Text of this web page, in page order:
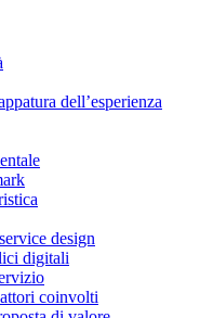
dell’esperienza
design
digitali
coinvolti